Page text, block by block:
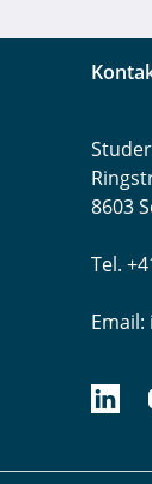
8603
Tel.
Email: